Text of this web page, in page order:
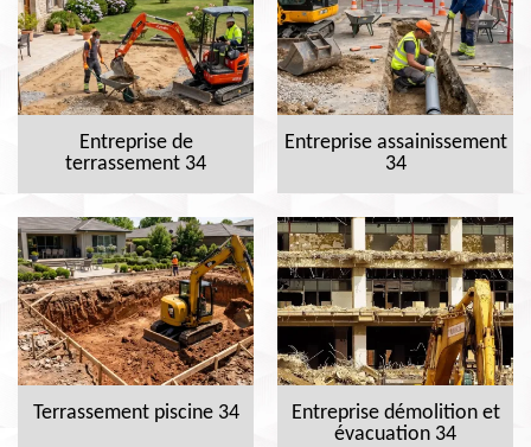
Entreprise de
terrassement 34
Entreprise assainissement
34
Terrassement piscine 34
Entreprise démolition et
évacuation 34